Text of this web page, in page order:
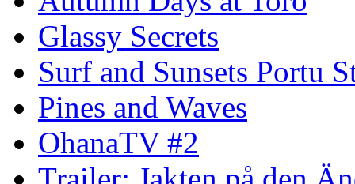
Glassy Secrets
Surf and Sunsets Portu
Pines and Waves
OhanaTV #2